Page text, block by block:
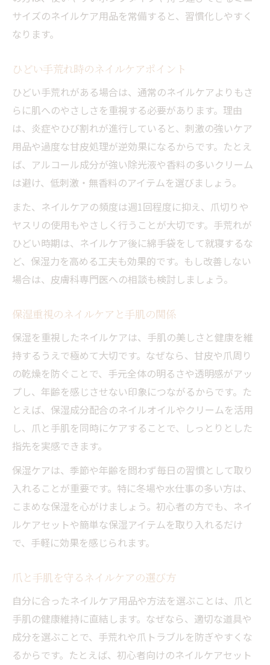
サイズのネイルケア用品を常備すると、習慣化しやすく
なります。
ひどい手荒れ時のネイルケアポイント
ひどい手荒れがある場合は、通常のネイルケアよりもさ
らに肌へのやさしさを重視する必要があります。理由
は、炎症やひび割れが進行していると、刺激の強いケア
用品や過度な甘皮処理が逆効果になるからです。たとえ
ば、アルコール成分が強い除光液や香料の多いクリーム
は避け、低刺激・無香料のアイテムを選びましょう。
また、ネイルケアの頻度は週1回程度に抑え、爪切りや
ヤスリの使用もやさしく行うことが大切です。手荒れが
ひどい時期は、ネイルケア後に綿手袋をして就寝するな
ど、保湿力を高める工夫も効果的です。もし改善しない
場合は、皮膚科専門医への相談も検討しましょう。
保湿重視のネイルケアと手肌の関係
保湿を重視したネイルケアは、手肌の美しさと健康を維
持するうえで極めて大切です。なぜなら、甘皮や爪周り
の乾燥を防ぐことで、手元全体の明るさや透明感がアッ
プし、年齢を感じさせない印象につながるからです。た
とえば、保湿成分配合のネイルオイルやクリームを活用
し、爪と手肌を同時にケアすることで、しっとりとした
指先を実感できます。
保湿ケアは、季節や年齢を問わず毎日の習慣として取り
入れることが重要です。特に冬場や水仕事の多い方は、
こまめな保湿を心がけましょう。初心者の方でも、ネイ
ルケアセットや簡単な保湿アイテムを取り入れるだけ
で、手軽に効果を感じられます。
爪と手肌を守るネイルケアの選び方
自分に合ったネイルケア用品や方法を選ぶことは、爪と
手肌の健康維持に直結します。なぜなら、適切な道具や
成分を選ぶことで、手荒れや爪トラブルを防ぎやすくな
るからです。たとえば、初心者向けのネイルケアセット